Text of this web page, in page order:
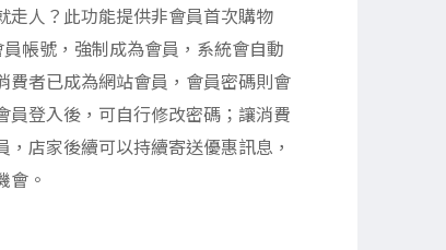
走人？此功能提供非會員首次購物
帳號，強制成為會員，系統會自動
費者已成為網站會員，會員密碼則會
員登入後，可自行修改密碼；讓消費
，店家後續可以持續寄送優惠訊息，
會。